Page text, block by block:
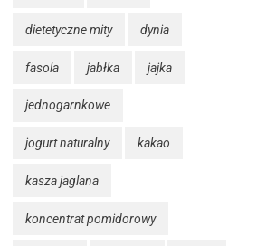
dietetyczne mity dynia
fasola jabłka jajka
jednogarnkowe
jogurt naturalny kakao
kasza jaglana
koncentrat pomidorowy